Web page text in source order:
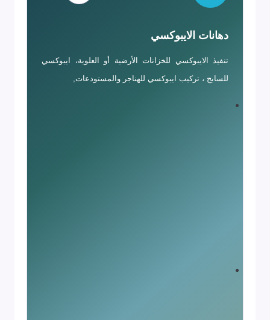
دهانات الايبوكسي
تنفيذ الايبوكسي للخزانات الأرضية أو العلوية، ايبوكسي
للسابح ، تركيب ايبوكسي للهناجر والمستودعات,